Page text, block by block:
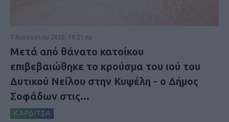
7 Αυγούστου 2026, 10:21 πμ
Μετά από θάνατο κατοίκου
επιβεβαιώθηκε το κρούσμα του ιού του
Δυτικού Νείλου στην Κυψέλη - ο Δήμος
Σοφάδων στις...
ΚΑΡΔΙΤΣΑ